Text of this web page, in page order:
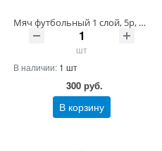
Мяч футбольный 1 слой, 5р, 300г NEXT Артикул SC-1PVC300-FS-1 ШтрихКод 4660254473928
шт
В наличии: 1 шт
300 руб.
В корзину